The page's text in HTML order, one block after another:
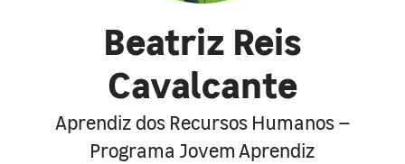
Beatriz Reis
Cavalcante
Aprendiz dos Recursos Humanos –
Programa Jovem Aprendiz